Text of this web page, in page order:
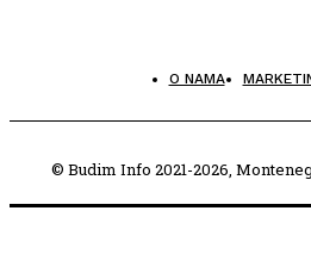
O NAMA
© Budim Info 2021-2026,